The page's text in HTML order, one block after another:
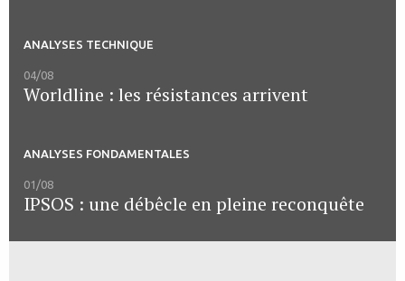
ANALYSES TECHNIQUE
04/08
Worldline : les résistances arrivent
ANALYSES FONDAMENTALES
01/08
IPSOS : une débêcle en pleine reconquête